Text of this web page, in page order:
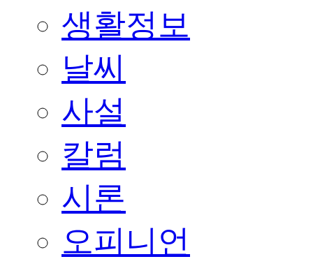
생활정보
날씨
사설
칼럼
시론
오피니언